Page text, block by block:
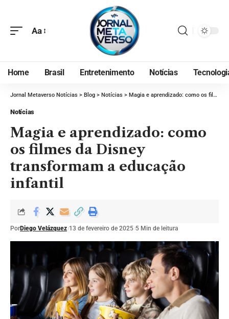
Aa
Home Brasil Entretenimento Notícias
Jornal Metaverso Notícias > Blog > Notícias > Magia e aprendizado: como os filmes da Disney transformam a educação infantil
Notícias
Magia e aprendizado: como
os filmes da Disney
transformam a educação
infantil
PorDiego Velázquez 13 de fevereiro de 2025 5 Min de leitura